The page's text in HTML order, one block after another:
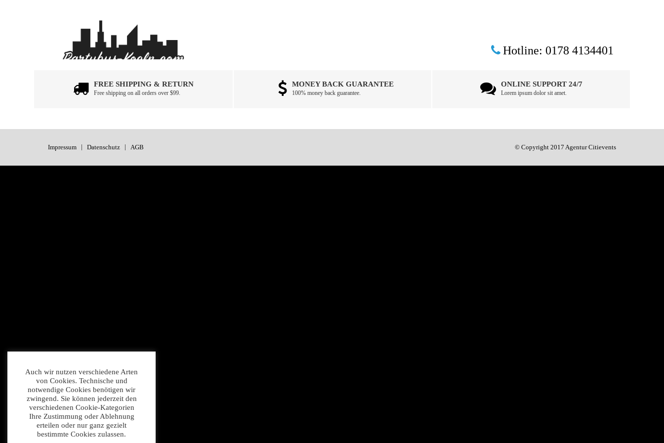
Hotline: 0178 4134401
FREE SHIPPING & RETURN
Free shipping on all orders over $99.
MONEY BACK GUARANTEE
100% money back guarantee.
ONLINE SUPPORT 24/7
Lorem ipsum dolor sit amet.
Impressum Datenschutz AGB © Copyright 2017 Agentur Citievents
Auch wir nutzen verschiedene Arten
von Cookies. Technische und
notwendige Cookies benötigen wir
zwingend. Sie können jederzeit den
verschiedenen Cookie-Kategorien
Ihre Zustimmung oder Ablehnung
erteilen oder nur ganz gezielt
bestimmte Cookies zulassen.